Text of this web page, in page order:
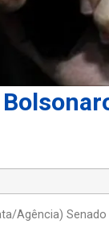
Agência) Senado